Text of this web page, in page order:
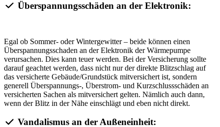
Überspannungsschäden an der Elektronik:
Egal ob Sommer- oder Wintergewitter – beide können einen
Überspannungsschaden an der Elektronik der Wärmepumpe
verursachen. Dies kann teuer werden. Bei der Versicherung sollte
darauf geachtet werden, dass nicht nur der direkte Blitzschlag auf
das versicherte Gebäude/Grundstück mitversichert ist, sondern
generell Überspannungs-, Überstrom- und Kurzschlussschäden an
versicherten Sachen als mitversichert gelten. Nämlich auch dann,
wenn der Blitz in der Nähe einschlägt und eben nicht direkt.
Vandalismus an der Außeneinheit: